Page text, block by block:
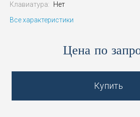
Клавиатура:
Нет
Все характеристики
Цена по
Купить